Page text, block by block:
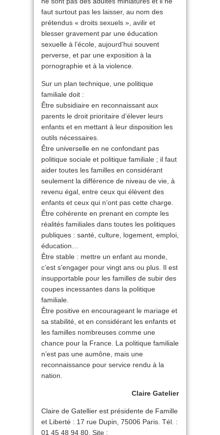
faut surtout pas les laisser, au nom des
prétendus « droits sexuels », avilir et
blesser gravement par une éducation
sexuelle à l’école, aujourd’hui souvent
perverse, et par une exposition à la
pornographie et à la violence.
Sur un plan technique, une politique
familiale doit :
Être subsidiaire en reconnaissant aux
parents le droit prioritaire d’élever leurs
enfants et en mettant à leur disposition les
outils nécessaires.
Être universelle en ne confondant pas
politique sociale et politique familiale ; il faut
aider toutes les familles en considérant
seulement la différence de niveau de vie, à
revenu égal, entre ceux qui élèvent des
enfants et ceux qui n’ont pas cette charge.
Être cohérente en prenant en compte les
réalités familiales dans toutes les politiques
publiques : santé, culture, logement, emploi,
éducation…
Être stable : mettre un enfant au monde,
c’est s’engager pour vingt ans ou plus. Il est
insupportable pour les familles de subir des
coupes incessantes dans la politique
familiale.
Être positive en encourageant le mariage et
sa stabilité, et en considérant les enfants et
les familles nombreuses comme une
chance pour la France. La politique familiale
n’est pas une aumône, mais une
reconnaissance pour service rendu à la
nation.
Claire Gatelier
Claire de Gatellier est présidente de Famille
et Liberté : 17 rue Dupin, 75006 Paris. Tél. :
01 45 48 94 80. Site :